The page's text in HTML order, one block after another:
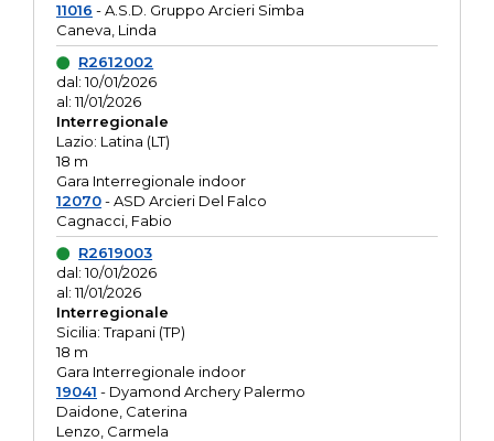
11016 - A.S.D. Gruppo Arcieri Simba
Caneva, Linda
R2612002
dal: 10/01/2026
al: 11/01/2026
Interregionale
Lazio: Latina (LT)
18 m
Gara Interregionale indoor
12070- ASD Arcieri Del Falco
Cagnacci, Fabio
R2619003
dal: 10/01/2026
al: 11/01/2026
Interregionale
Sicilia: Trapani (TP)
18 m
Gara Interregionale indoor
19041 - Dyamond Archery Palermo
Daidone, Caterina
Lenzo, Carmela